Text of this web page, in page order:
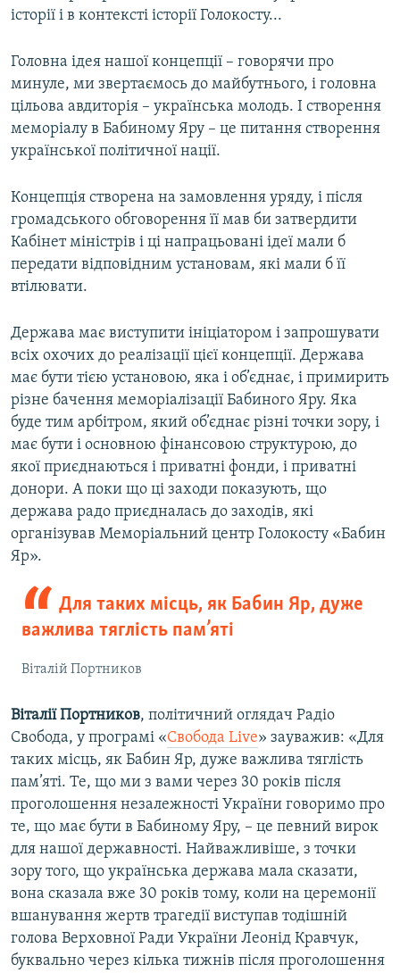
історії і в контексті історії Голокосту...
Головна ідея нашої концепції – говорячи про
минуле, ми звертаємось до майбутнього, і головна
цільова авдиторія – українська молодь. І створення
меморіалу в Бабиному Яру – це питання створення
української політичної нації.
Концепція створена на замовлення уряду, і після
громадського обговорення її мав би затвердити
Кабінет міністрів і ці напрацьовані ідеї мали б
передати відповідним установам, які мали б її
втілювати.
Держава має виступити ініціатором і запрошувати
всіх охочих до реалізації цієї концепції. Держава
має бути тією установою, яка і об’єднає, і примирить
різне бачення меморіалізації Бабиного Яру. Яка
буде тим арбітром, який об’єднає різні точки зору, і
має бути і основною фінансовою структурою, до
якої приєднаються і приватні фонди, і приватні
донори. А поки що ці заходи показують, що
держава радо приєдналась до заходів, які
організував Меморіальний центр Голокосту «Бабин
Яр».
Для таких місць, як Бабин Яр, дуже
важлива тяглість пам’яті
Віталій Портников
Віталії Портников, політичний оглядач Радіо
Свобода, у програмі «Свобода Live» зауважив: «Для
таких місць, як Бабин Яр, дуже важлива тяглість
пам’яті. Те, що ми з вами через 30 років після
проголошення незалежності України говоримо про
те, що має бути в Бабиному Яру, – це певний вирок
для нашої державності. Найважливіше, з точки
зору того, що українська держава мала сказати,
вона сказала вже 30 років тому, коли на церемонії
вшанування жертв трагедії виступав тодішній
голова Верховної Ради України Леонід Кравчук,
буквально через кілька тижнів після проголошення